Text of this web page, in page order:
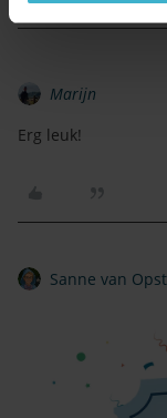
Marijn
Erg leuk!
Sanne van